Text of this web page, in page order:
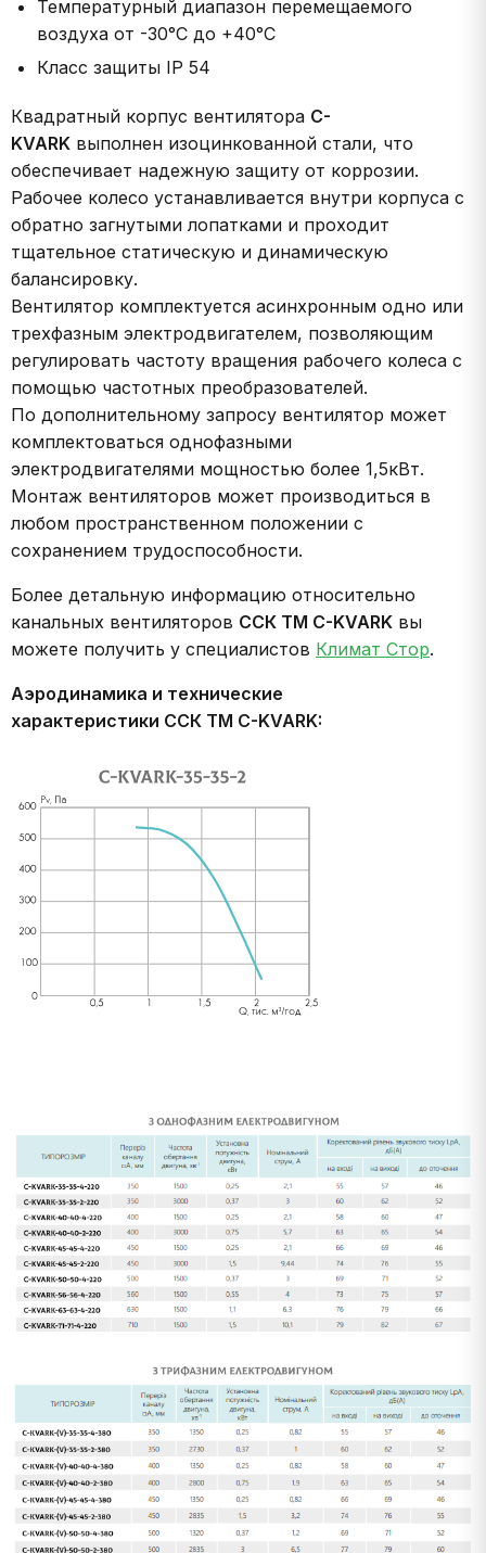
Температурный диапазон перемещаемого
воздуха от -30°С до +40°С
Класс защиты IP 54
Квадратный корпус вентилятора C-
KVARK выполнен изоцинкованной стали, что
обеспечивает надежную защиту от коррозии.
Рабочее колесо устанавливается внутри корпуса с
обратно загнутыми лопатками и проходит
тщательное статическую и динамическую
балансировку.
Вентилятор комплектуется асинхронным одно или
трехфазным электродвигателем, позволяющим
регулировать частоту вращения рабочего колеса с
помощью частотных преобразователей.
По дополнительному запросу вентилятор может
комплектоваться однофазными
электродвигателями мощностью более 1,5кВт.
Монтаж вентиляторов может производиться в
любом пространственном положении с
сохранением трудоспособности.
Более детальную информацию относительно
канальных вентиляторов ССК ТМ C-KVARK вы
можете получить у специалистов Климат Стор.
Аэродинамика и технические
характеристики ССК ТМ C-KVARK: